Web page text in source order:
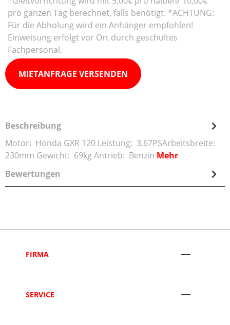
pro ganzen Tag berechnet, falls benötigt. *ACHTUNG:
Für die Abholung wird ein Anhänger empfohlen!
Einweisung erfolgt vor Ort durch geschultes
Fachpersonal.
MIETANFRAGE VERSENDEN
Beschreibung
Motor: Honda GXR 120 Leistung: 3,67PSArbeitsbreite:
230mm Gewicht: 69kg Antrieb: Benzin Mehr
Bewertungen
FIRMA
SERVICE